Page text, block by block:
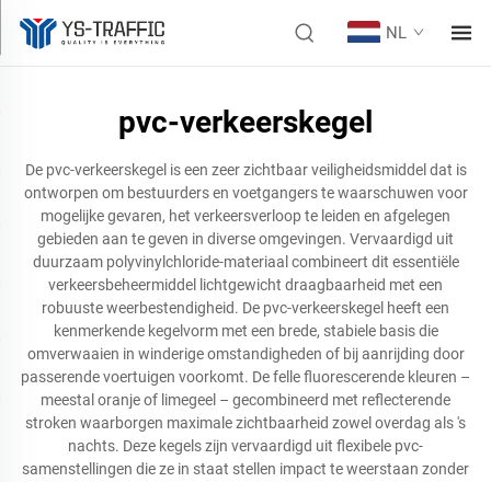
NL
pvc-verkeerskegel
De pvc-verkeerskegel is een zeer zichtbaar veiligheidsmiddel dat is
ontworpen om bestuurders en voetgangers te waarschuwen voor
mogelijke gevaren, het verkeersverloop te leiden en afgelegen
gebieden aan te geven in diverse omgevingen. Vervaardigd uit
duurzaam polyvinylchloride-materiaal combineert dit essentiële
verkeersbeheermiddel lichtgewicht draagbaarheid met een
robuuste weerbestendigheid. De pvc-verkeerskegel heeft een
kenmerkende kegelvorm met een brede, stabiele basis die
omverwaaien in winderige omstandigheden of bij aanrijding door
passerende voertuigen voorkomt. De felle fluorescerende kleuren –
meestal oranje of limegeel – gecombineerd met reflecterende
stroken waarborgen maximale zichtbaarheid zowel overdag als 's
nachts. Deze kegels zijn vervaardigd uit flexibele pvc-
samenstellingen die ze in staat stellen impact te weerstaan zonder